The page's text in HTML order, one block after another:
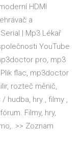
HDMI
a
| Mp3 Lékař
YouTube
pro, mp3
flac, mp3doctor
rozteč měnič,
hudba, hry , filmy ,
Filmy, hry,
Zoznam